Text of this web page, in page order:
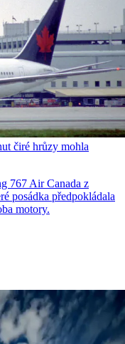
čiré hrůzy mohla
767 Air Canada z
posádka předpokládala
motory.